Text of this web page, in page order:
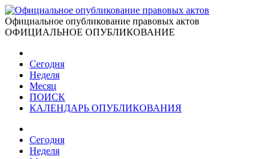
Официальное опубликование правовых актов
ОФИЦИАЛЬНОЕ ОПУБЛИКОВАНИЕ
Сегодня
Неделя
Месяц
ПОИСК
КАЛЕНДАРЬ ОПУБЛИКОВАНИЯ
Сегодня
Неделя